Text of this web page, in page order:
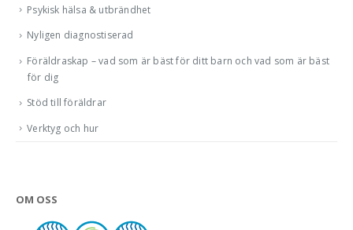
Psykisk hälsa & utbrändhet
Nyligen diagnostiserad
Föräldraskap – vad som är bäst för ditt barn och vad som är bäst
för dig
Stöd till föräldrar
Verktyg och hur
OM OSS